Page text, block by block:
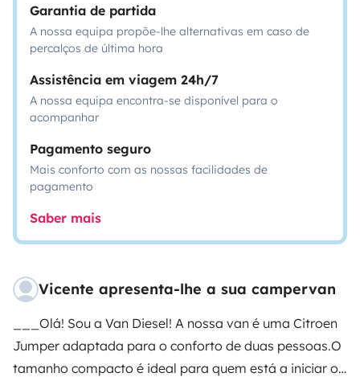
Garantia de partida
A nossa equipa propõe-lhe alternativas em caso de
percalços de última hora
Assistência em viagem 24h/7
A nossa equipa encontra-se disponível para o
acompanhar
Pagamento seguro
Mais conforto com as nossas facilidades de
pagamento
Saber mais
Vicente apresenta-lhe a sua campervan
Olá! Sou a Van Diesel! A nossa van é uma Citroen
Jumper adaptada para o conforto de duas pessoas.O
tamanho compacto é ideal para quem está a iniciar ou